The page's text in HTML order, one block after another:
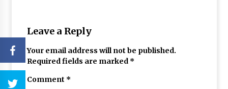
Leave a Reply
Your email address will not be published.
Required fields are marked *
Comment *